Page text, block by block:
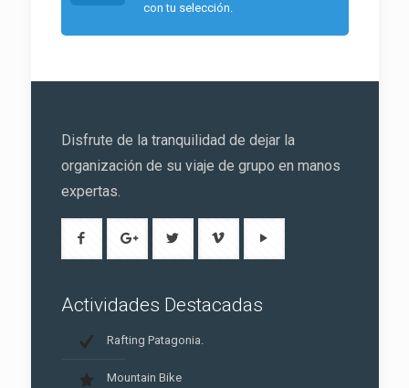
con tu selección.
Disfrute de la tranquilidad de dejar la
organización de su viaje de grupo en manos
expertas.
Actividades Destacadas
Rafting Patagonia.
Mountain Bike